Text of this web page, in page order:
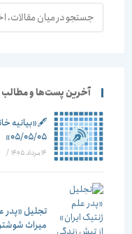
آخرین پست‌ها و مطالب
🖋️«بیانیه خانه
۰۵/۰۵/۰۵»
14 مرداد 1405 / ۰ دیدگاه
تجلیل «پدر
میراث شوشتر